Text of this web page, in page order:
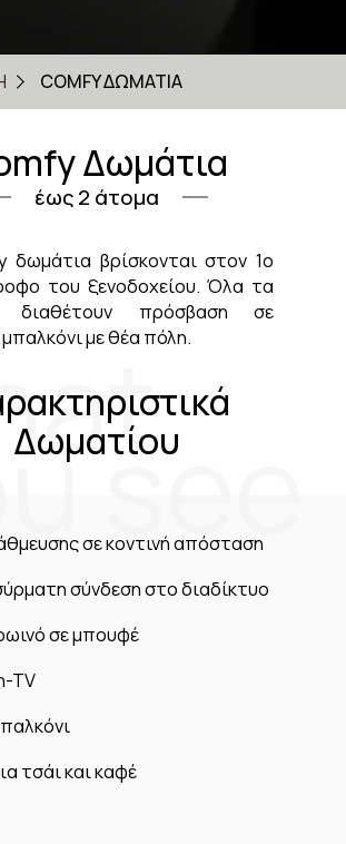
COMFY ΔΩΜΑΤΙA
see
Δωμάτια
έως 2 άτομα
δωμάτια βρίσκονται στον 1ο
του ξενοδοχείου. Όλα τα
διαθέτουν πρόσβαση σε
μπαλκόνι με θέα πόλη.
Δωματίου
σε κοντινή απόσταση
σύνδεση στο διαδίκτυο
σε μπουφέ
TV
τσάι και καφέ